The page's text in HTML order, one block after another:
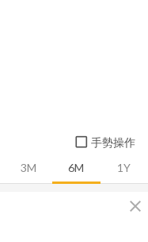
3M 6M 1Y
手勢操作
close